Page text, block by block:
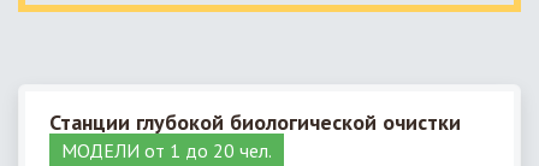
Станции глубокой биологической очистки
МОДЕЛИ от 1 до 20 чел.